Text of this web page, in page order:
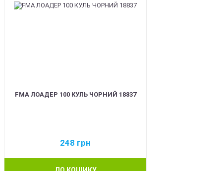
FMA ЛОАДЕР 100 КУЛЬ ЧОРНИЙ 18837
248 грн